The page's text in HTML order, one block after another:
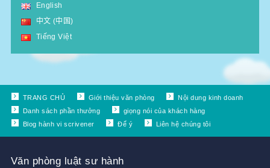
English
中文 (中国)
Tiếng Việt
TRANG CHỦ Giới thiệu văn phòng
Nội dung kinh doanh
Danh sách phần thưởng
giọng nói của khách hàng
Blog hành vi scrivener
Để ý Liên hệ chúng tôi
Văn phòng luật sư hành